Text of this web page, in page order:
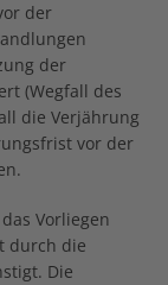
der
der
(Wegfall des
die Verjährung
vor der
Vorliegen
durch die
Die